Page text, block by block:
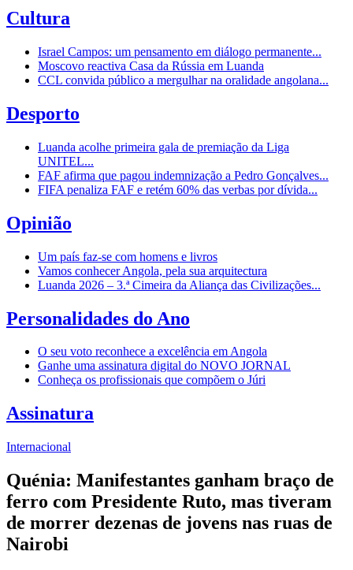
Cultura
Israel Campos: um pensamento em diálogo permanente...
Moscovo reactiva Casa da Rússia em Luanda
CCL convida público a mergulhar na oralidade angolana...
Desporto
Luanda acolhe primeira gala de premiação da Liga
UNITEL...
FAF afirma que pagou indemnização a Pedro Gonçalves...
FIFA penaliza FAF e retém 60% das verbas por dívida...
Opinião
Um país faz-se com homens e livros
Vamos conhecer Angola, pela sua arquitectura
Luanda 2026 – 3.ª Cimeira da Aliança das Civilizações...
Personalidades do Ano
O seu voto reconhece a excelência em Angola
Ganhe uma assinatura digital do NOVO JORNAL
Conheça os profissionais que compõem o Júri
Assinatura
Internacional
Quénia: Manifestantes ganham braço de
ferro com Presidente Ruto, mas tiveram
de morrer dezenas de jovens nas ruas de
Nairobi